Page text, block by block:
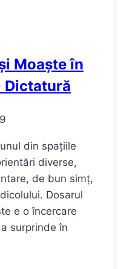
Moaște în
Dictatură
din spațiile
diverse,
de bun simț,
Dosarul
e o încercare
surprinde în